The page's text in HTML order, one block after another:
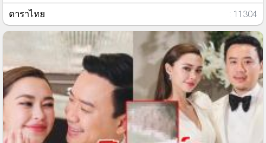
ดาราไทย : 11304